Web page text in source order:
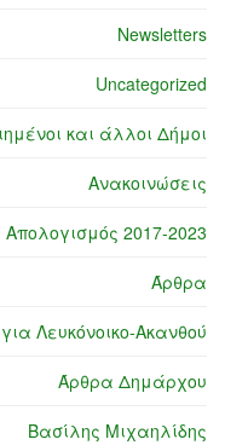
Newsletters
Uncategorized
και άλλοι Δήμοι
Ανακοινώσεις
Απολογισμός 2017-2023
Άρθρα
Λευκόνοικο-Ακανθού
Άρθρα Δημάρχου
Βασίλης Μιχαηλίδης